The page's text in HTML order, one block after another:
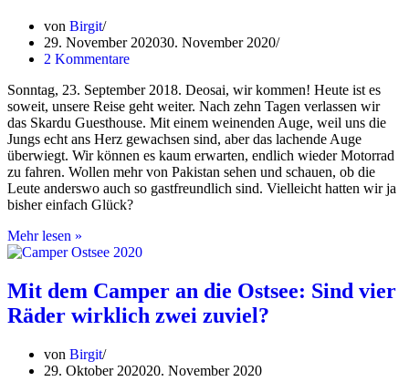
von Birgit
29. November 202030. November 2020
2 Kommentare
Sonntag, 23. September 2018. Deosai, wir kommen! Heute ist es
soweit, unsere Reise geht weiter. Nach zehn Tagen verlassen wir
das Skardu Guesthouse. Mit einem weinenden Auge, weil uns die
Jungs echt ans Herz gewachsen sind, aber das lachende Auge
überwiegt. Wir können es kaum erwarten, endlich wieder Motorrad
zu fahren. Wollen mehr von Pakistan sehen und schauen, ob die
Leute anderswo auch so gastfreundlich sind. Vielleicht hatten wir ja
bisher einfach Glück?
Mehr lesen »
Teil
Deosai
Nationalpark
–
„Land
der
Mit dem Camper an die Ostsee: Sind vier
Räder wirklich zwei zuviel?
von Birgit
29. Oktober 202020. November 2020